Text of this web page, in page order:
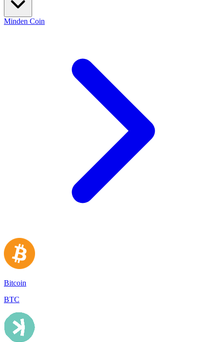
Minden Coin
Bitcoin
BTC